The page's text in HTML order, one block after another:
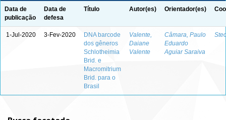
Data de
publicação
Data de
defesa
Título Autor(es) Orientador(es)
1-Jul-2020 3-Fev-2020
DNA barcode
dos gêneros
Schlotheimia
Brid. e
Macromitrium
Brid. para o
Brasil
Valente,
Daiane
Valente
Câmara, Paulo
Eduardo
Aguiar Saraiva